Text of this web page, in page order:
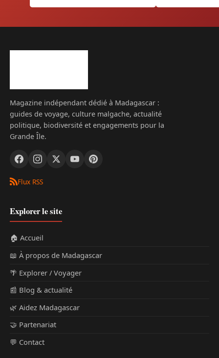
Magazine indépendant dédié à Madagascar :
guides de voyage, culture malgache, actualité
politique, biodiversité et engagements pour la
Grande Île.
Flux RSS
Explorer le site
🏠 Accueil
📖 À propos de Madagascar
🌴 Explorer / Voyager
📰 Blog & actualité
🌿 Aidez Madagascar
🤝 Partenariat
💬 Contact